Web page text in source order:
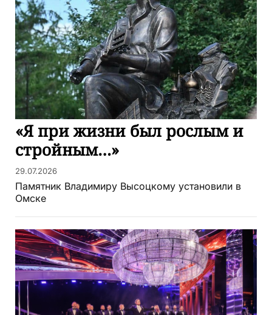
«Я при жизни был рослым и
стройным…»
29.07.2026
Памятник Владимиру Высоцкому установили в
Омске